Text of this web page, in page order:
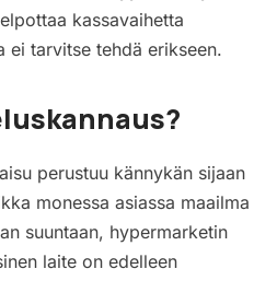
kassavaihetta
ei tarvitse tehdä erikseen.
perustuu kännykän sijaan
monessa asiassa maailma
suuntaan, hypermarketin
laite on edelleen